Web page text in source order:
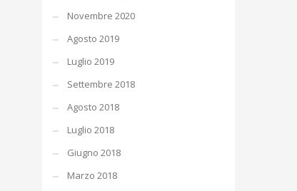
Novembre 2020
Agosto 2019
Luglio 2019
Settembre 2018
Agosto 2018
Luglio 2018
Giugno 2018
Marzo 2018